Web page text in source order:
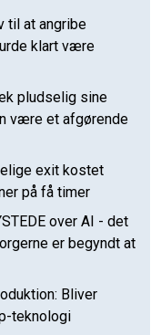
til at angribe
klart være
pludselig sine
være et afgørende
exit kostet
på få timer
over AI - det
er begyndt at
Bliver
teknologi